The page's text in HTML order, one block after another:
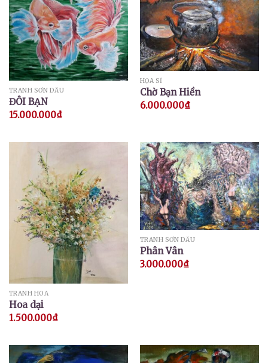
TRANH SƠN DẦU
ĐÔI BẠN
15.000.000₫
HỌA SĨ
Chờ Bạn Hiền
6.000.000₫
TRANH HOA
Hoa dại
1.500.000₫
TRANH SƠN DẦU
Phân Vân
3.000.000₫